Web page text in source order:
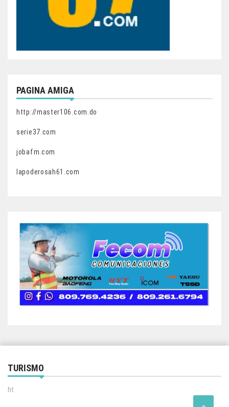
PAGINA AMIGA
http://master106.com.do
serie37.com
jobafm.com
lapoderosah61.com
TURISMO
ht